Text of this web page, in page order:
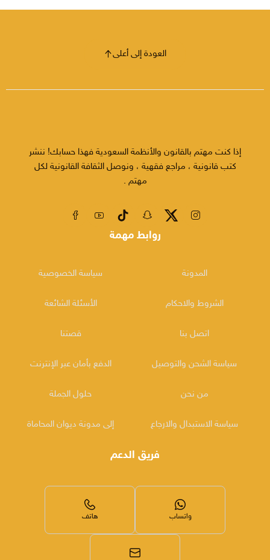
العودة إلى أعلى
إذا كنت مهتم بالقانون والأنظمة السعودية فهذا حسابك! ننشر
كتب قانونية ، مراجع فقهية ، ونوصل الثقافة القانونية لكل
مهتم .
روابط مهمة
المدونة
الشروط والاحكام
اتصل بنا
سياسة الشحن والتوصيل
من نحن
سياسة الاستبدال والارجاع
سياسة الخصوصية
الأسئلة الشائعة
قصتنا
الدفع بأمان عبر الإنترنت
حلول الجملة
إلى مدونة ديوان المحاماة
فريق الدعم
واتساب هاتف